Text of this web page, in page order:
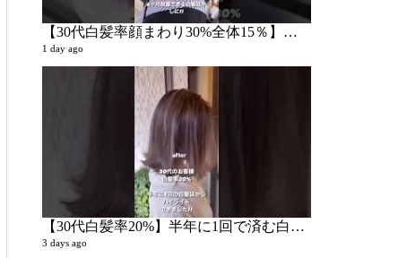
【30代白髪率顔まわり30%全体15％】こめかみ周りの白髪が気になる
1 day ago
【30代白髪率20%】半年に1回で済む白髪ぼかしハイライトがやりたい
3 days ago